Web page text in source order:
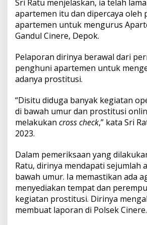
a
n
g
g
r
a
n
K
d
e
E
t
Sri Ratu menjelaskan, ia telah
apartemen itu dan dipercaya oleh
apartemen untuk mengurus
Gandul Cinere, Depok.
Pelaporan dirinya berawal dari
penghuni apartemen untuk
adanya prostitusi.
“Disitu diduga banyak kegiatan
di bawah umur dan prostitusi
melakukan cross check,” kata Sri
2023.
Dalam pemeriksaan yang
Ratu, dirinya mendapati sejumlah
bawah umur. Ia memastikan ada
menyediakan tempat dan
kegiatan prostitusi. Dirinya
membuat laporan di Polsek Cinere.